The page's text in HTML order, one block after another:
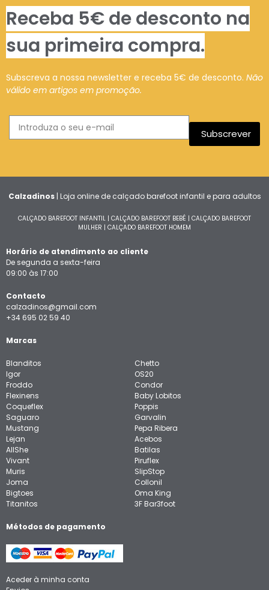
Receba 5€ de desconto na
sua primeira compra.
Subscreva a nossa newsletter e receba 5€ de desconto. Não
válido em artigos em promoção.
Subscrever
Calzadinos| Loja online de calçado barefoot infantil e para adultos
CALÇADO BAREFOOT INFANTIL | CALÇADO BAREFOOT BEBÉ | CALÇADO BAREFOOT
MULHER | CALÇADO BAREFOOT HOMEM
Horário de atendimento ao cliente
De segunda a sexta-feira
09:00 às 17:00
Contacto
calzadinos@gmail.com
+34 695 02 59 40
Marcas
Blanditos
Igor
Froddo
Flexinens
Coqueflex
Saguaro
Mustang
Lejan
AllShe
Vivant
Muris
Joma
Bigtoes
Titanitos
Chetto
OS20
Condor
Baby Lobitos
Poppis
Garvalin
Pepa Ribera
Acebos
Batilas
Piruflex
SlipStop
Collonil
Oma King
3F Bar3foot
Métodos de pagamento
Aceder à minha conta